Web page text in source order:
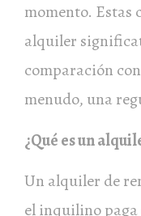
momento. Estas
alquiler
comparación
menudo, una
¿Qué es un
Un alquiler de
el inquilino